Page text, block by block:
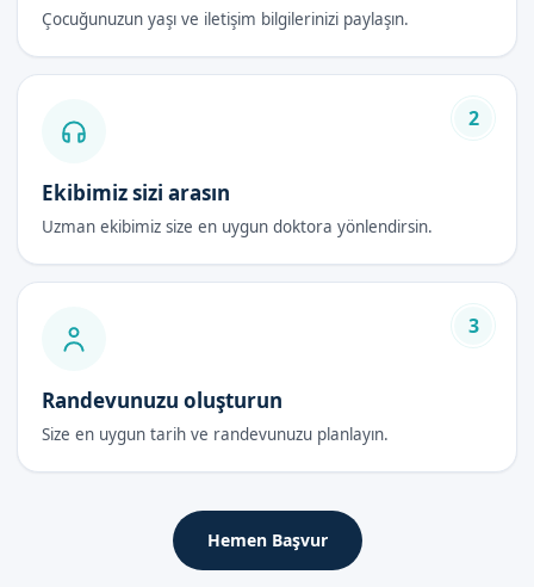
Çocuğunuzun yaşı ve iletişim bilgilerinizi paylaşın.
2
Ekibimiz sizi arasın
Uzman ekibimiz size en uygun doktora yönlendirsin.
3
Randevunuzu oluşturun
Size en uygun tarih ve randevunuzu planlayın.
Hemen Başvur